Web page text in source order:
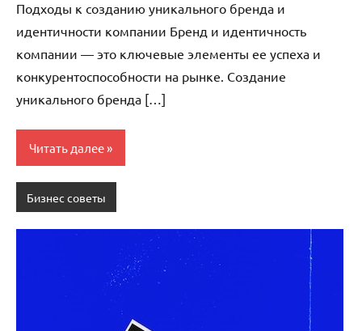
Подходы к созданию уникального бренда и
идентичности компании Бренд и идентичность
компании — это ключевые элементы ее успеха и
конкурентоспособности на рынке. Создание
уникального бренда […]
Читать далее
Бизнес советы